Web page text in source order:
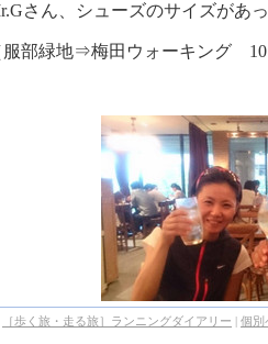
さん、シューズのサイズがあ
服部緑地⇒梅田ウォーキング 10
［歩く旅・走る旅］ランニングダイアリー | 個別